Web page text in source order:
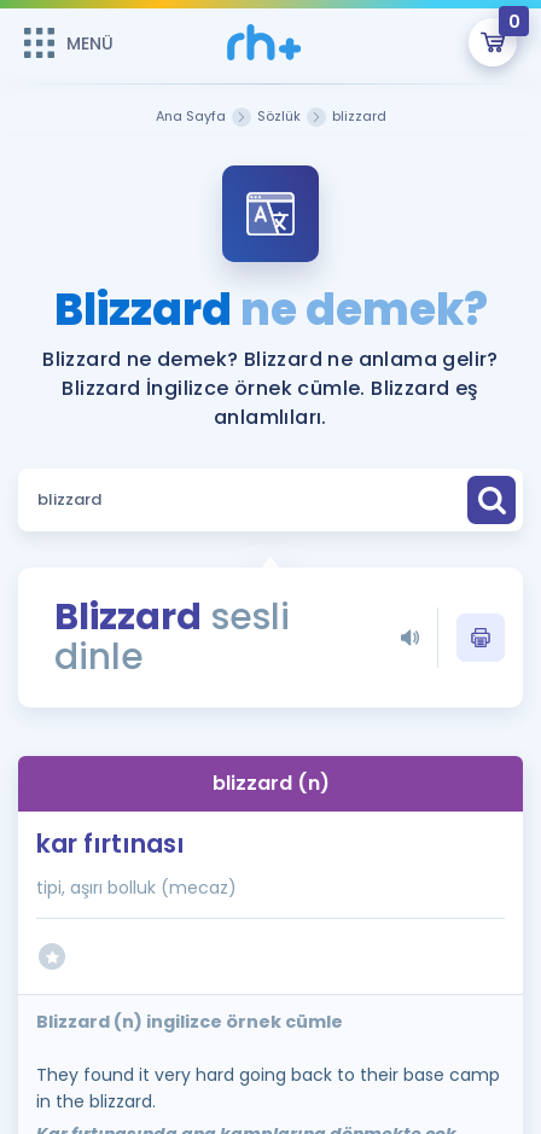
MENÜ
0
ÜYE DEĞİLİM
Sepetin Şu An Boş.
Remzi Hoca ile seni sınava hazırlayacak onlarca eğitim seni
bekliyor!
MENÜ
Faydalı Araçlar
Sözlük
Rehberlik Aracı
ÖSYM Sınav Takvimi
İngilizce Gramer
Hakkımızda
Ana Sayfa Sözlük blizzard
Blizzard ne demek?
Blizzard ne demek? Blizzard ne anlama gelir?
Blizzard İngilizce örnek cümle. Blizzard eş
anlamlıları.
Blizzard sesli
dinle
blizzard (n)
kar fırtınası
tipi, aşırı bolluk (mecaz)
Blizzard (n) ingilizce örnek cümle
They found it very hard going back to their base camp
in the blizzard.